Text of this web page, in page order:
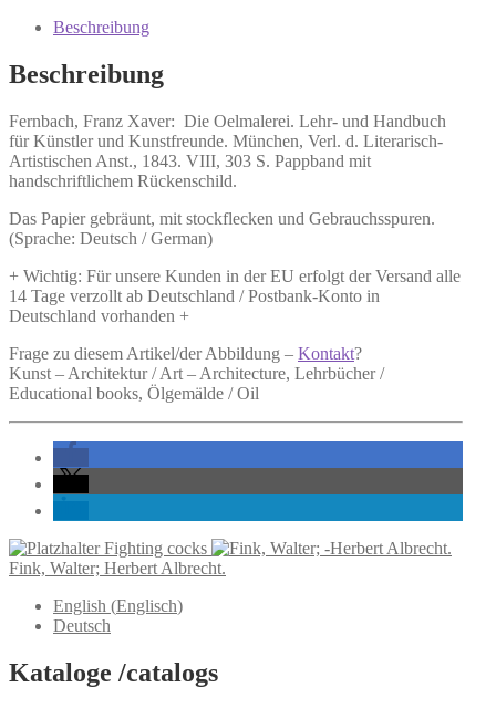
Oelmalerei.Beschreibung
Beschreibung
Fernbach, Franz Xaver: Die Oelmalerei. Lehr- und Handbuch
für Künstler und Kunstfreunde. München, Verl. d. Literarisch-
Artistischen Anst., 1843. VIII, 303 S. Pappband mit
handschriftlichem Rückenschild.
Das Papier gebräunt, mit stockflecken und Gebrauchsspuren.
(Sprache: Deutsch / German)
+ Wichtig: Für unsere Kunden in der EU erfolgt der Versand alle
14 Tage verzollt ab Deutschland / Postbank-Konto in
Deutschland vorhanden +
Frage zu diesem Artikel/der Abbildung – Kontakt?
Kunst – Architektur / Art – Architecture, Lehrbücher /
Educational books, Ölgemälde / Oil
Fighting cocks
Fink, Walter; Herbert Albrecht.
English (Englisch)
Deutsch
Kataloge /catalogs